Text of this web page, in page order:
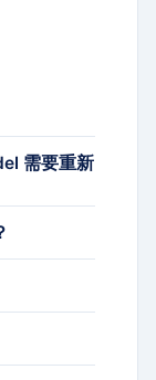
需要重新